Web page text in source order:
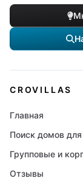
CROVILLAS
Главная
Поиск домов
Групповые и
Отзывы